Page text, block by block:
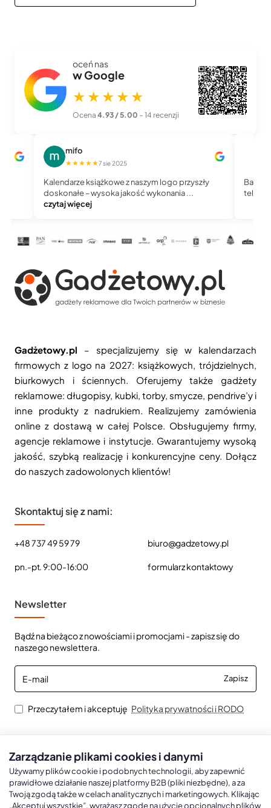
oceń nas
w Google
★★★★★
Ocena 4.93 / 5.00 – 14 recenzji
mifo
★★★★★7 sie 2025
Kalendarze książkowe z naszym logo przyszły
doskonałe – wysoka jakość wykonania ...
czytaj więcej
Gadżetowy.pl – specjalizujemy się w kalendarzach
firmowych z logo na 2027: książkowych, trójdzielnych,
biurkowych i ściennych. Oferujemy także gadżety
reklamowe: długopisy, kubki, torby, smycze, pendrive’y i
inne produkty z nadrukiem. Realizujemy zamówienia
online z dostawą w całej Polsce. Obsługujemy firmy,
agencje reklamowe i instytucje. Gwarantujemy wysoką
jakość, szybką realizację i konkurencyjne ceny. Dołącz
do naszych zadowolonych klientów!
Skontaktuj się z nami:
+48 737 49 59 79
pn.-pt. 9:00-16:00
biuro@gadzetowy.pl
formularz kontaktowy
Newsletter
Bądź na bieżąco z nowościami i promocjami - zapisz się do
naszego newslettera.
E-
mail
Zapisz
Przeczytałem i akceptuję Polityka prywatności i RODO
Kalendarze książkowe A5
Kalendarze Ścienne
Kalendarze trójdzielne
Zarządzanie plikami cookies i danymi
Używamy plików cookie i podobnych technologii, aby zapewnić
prawidłowe działanie naszej platformy B2B (pliki niezbędne), a za
Twoją zgodą także w celach analitycznych i marketingowych. Klikając
„Akceptuj wszystkie”, wyrażasz zgodę na użycie opcjonalnych plików